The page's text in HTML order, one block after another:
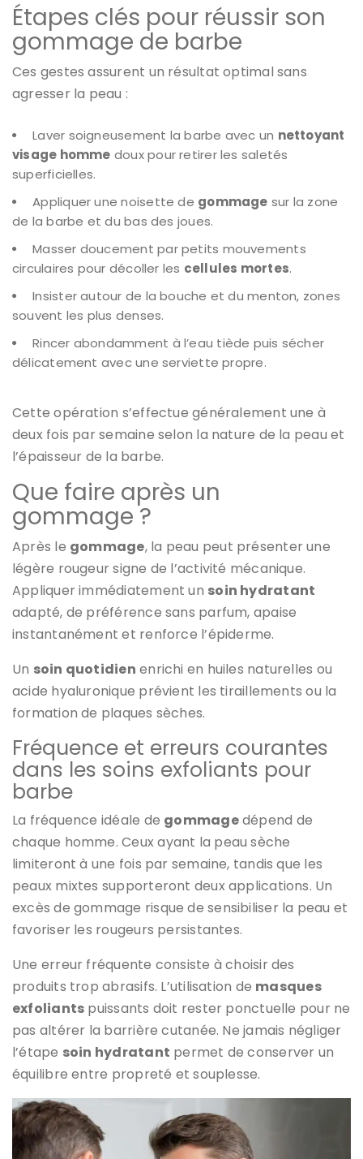
Étapes clés pour réussir son
gommage de barbe
Ces gestes assurent un résultat optimal sans
agresser la peau :
Laver soigneusement la barbe avec un nettoyant
visage homme doux pour retirer les saletés
superficielles.
Appliquer une noisette de gommage sur la zone
de la barbe et du bas des joues.
Masser doucement par petits mouvements
circulaires pour décoller les cellules mortes.
Insister autour de la bouche et du menton, zones
souvent les plus denses.
Rincer abondamment à l’eau tiède puis sécher
délicatement avec une serviette propre.
Cette opération s’effectue généralement une à
deux fois par semaine selon la nature de la peau et
l’épaisseur de la barbe.
Que faire après un
gommage ?
Après le gommage, la peau peut présenter une
légère rougeur signe de l’activité mécanique.
Appliquer immédiatement un soin hydratant
adapté, de préférence sans parfum, apaise
instantanément et renforce l’épiderme.
Un soin quotidien enrichi en huiles naturelles ou
acide hyaluronique prévient les tiraillements ou la
formation de plaques sèches.
Fréquence et erreurs courantes
dans les soins exfoliants pour
barbe
La fréquence idéale de gommagedépend de
chaque homme. Ceux ayant la peau sèche
limiteront à une fois par semaine, tandis que les
peaux mixtes supporteront deux applications. Un
excès de gommage risque de sensibiliser la peau et
favoriser les rougeurs persistantes.
Une erreur fréquente consiste à choisir des
produits trop abrasifs. L’utilisation de masques
exfoliants puissants doit rester ponctuelle pour ne
pas altérer la barrière cutanée. Ne jamais négliger
l’étape soin hydratant permet de conserver un
équilibre entre propreté et souplesse.